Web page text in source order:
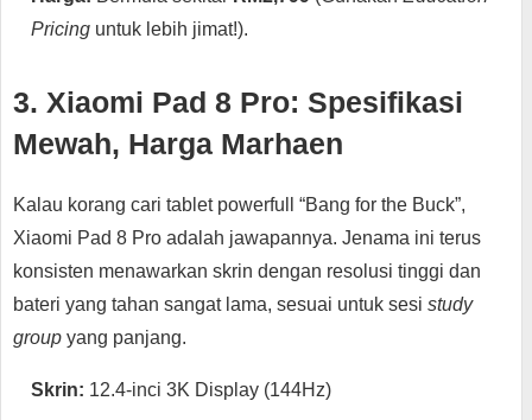
Pricing untuk lebih jimat!).
3. Xiaomi Pad 8 Pro: Spesifikasi
Mewah, Harga Marhaen
Kalau korang cari tablet powerfull “Bang for the Buck”,
Xiaomi Pad 8 Pro adalah jawapannya. Jenama ini terus
konsisten menawarkan skrin dengan resolusi tinggi dan
bateri yang tahan sangat lama, sesuai untuk sesi study
group yang panjang.
Skrin: 12.4-inci 3K Display (144Hz)